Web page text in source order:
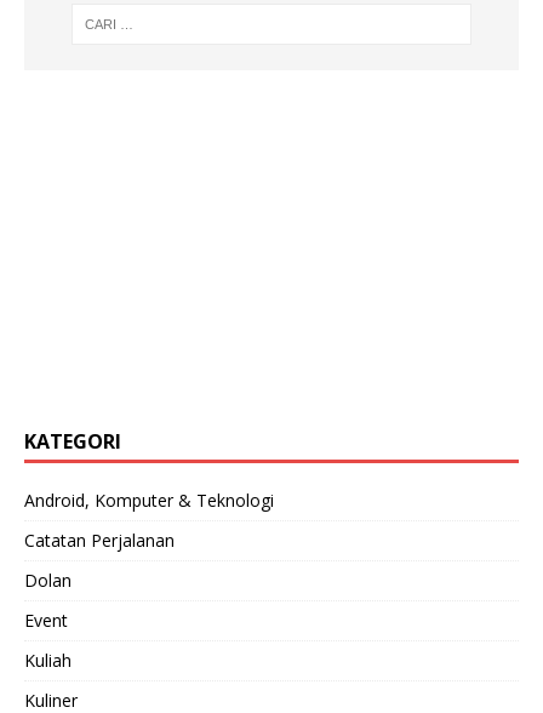
KATEGORI
Android, Komputer & Teknologi
Catatan Perjalanan
Dolan
Event
Kuliah
Kuliner